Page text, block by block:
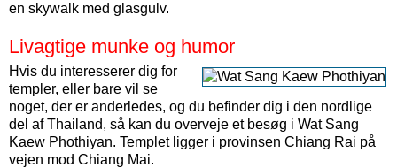
en skywalk med glasgulv.
Livagtige munke og humor
Hvis du interesserer dig for
templer, eller bare vil se
noget, der er anderledes, og du befinder dig i den nordlige
del af Thailand, så kan du overveje et besøg i Wat Sang
Kaew Phothiyan. Templet ligger i provinsen Chiang Rai på
vejen mod Chiang Mai.